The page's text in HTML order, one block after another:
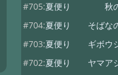
#705:夏便り 秋
#704:夏便り そばな
#703:夏便り ギボウ
#702:夏便り ヤマア